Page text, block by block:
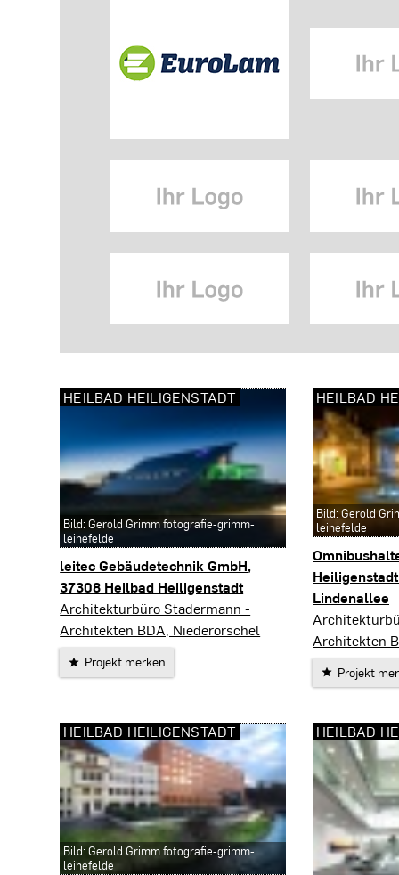
leitec Gebäudetechnik GmbH,
37308 Heilbad Heiligenstadt
Heilbad Heiligenstadt
Architekturbüro Stadermann -
Architekten BDA, Niederorschel
Projekt merken
HEILBAD HEILIGENSTADT
Bild: Gerold Grimm fotografie-grimm-
leinefelde
Lindenallee
Heilbad
Architekten
Projekt
HEILBAD
Bild: Gerold
leinefelde
HEILBAD HEILIGENSTADT
Bild: Gerold Grimm fotografie-grimm-
leinefelde
HEILBAD